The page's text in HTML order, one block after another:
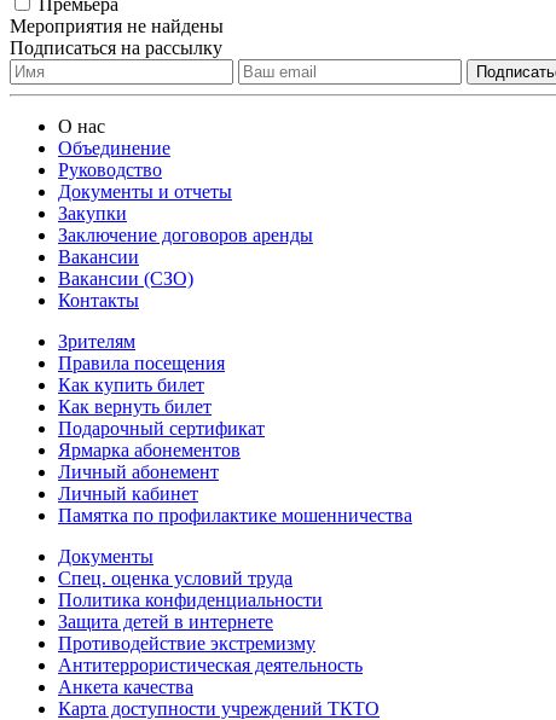
Мероприятия не найдены
Подписаться на рассылку
О нас
Объединение
Руководство
Документы и отчеты
Закупки
Заключение договоров аренды
Вакансии
Вакансии (СЗО)
Контакты
Зрителям
Правила посещения
Как купить билет
Как вернуть билет
Подарочный сертификат
Ярмарка абонементов
Личный абонемент
Личный кабинет
Памятка по профилактике мошенничества
Документы
Спец. оценка условий труда
Политика конфиденциальности
Защита детей в интернете
Противодействие экстремизму
Антитеррористическая деятельность
Анкета качества
Карта доступности учреждений ТКТО